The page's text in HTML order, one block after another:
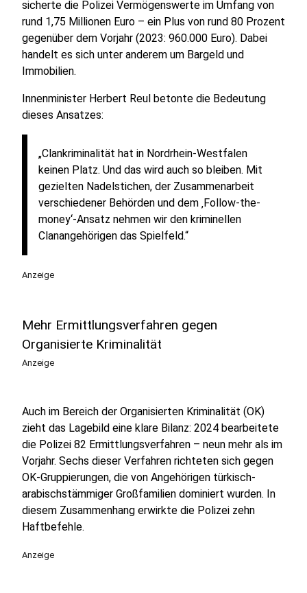
sicherte die Polizei Vermögenswerte im Umfang von
rund 1,75 Millionen Euro – ein Plus von rund 80 Prozent
gegenüber dem Vorjahr (2023: 960.000 Euro). Dabei
handelt es sich unter anderem um Bargeld und
Immobilien.
Innenminister Herbert Reul betonte die Bedeutung
dieses Ansatzes:
„Clankriminalität hat in Nordrhein-Westfalen
keinen Platz. Und das wird auch so bleiben. Mit
gezielten Nadelstichen, der Zusammenarbeit
verschiedener Behörden und dem ‚Follow-the-
money‘-Ansatz nehmen wir den kriminellen
Clanangehörigen das Spielfeld.“
Anzeige
Mehr Ermittlungsverfahren gegen
Organisierte Kriminalität
Anzeige
Auch im Bereich der Organisierten Kriminalität (OK)
zieht das Lagebild eine klare Bilanz: 2024 bearbeitete
die Polizei 82 Ermittlungsverfahren – neun mehr als im
Vorjahr. Sechs dieser Verfahren richteten sich gegen
OK-Gruppierungen, die von Angehörigen türkisch-
arabischstämmiger Großfamilien dominiert wurden. In
diesem Zusammenhang erwirkte die Polizei zehn
Haftbefehle.
Anzeige